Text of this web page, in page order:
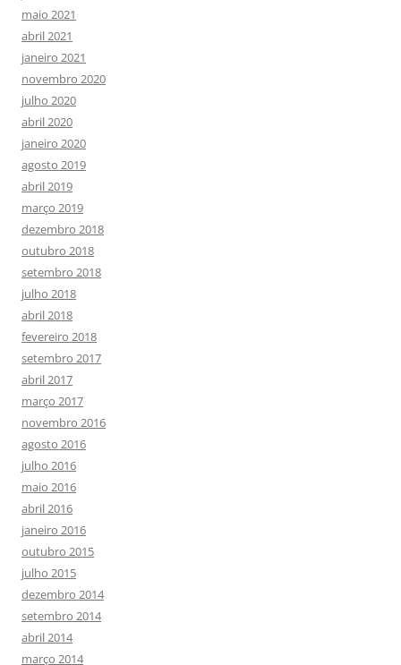
maio 2021
abril 2021
janeiro 2021
novembro 2020
julho 2020
abril 2020
janeiro 2020
agosto 2019
abril 2019
março 2019
dezembro 2018
outubro 2018
setembro 2018
julho 2018
abril 2018
fevereiro 2018
setembro 2017
abril 2017
março 2017
novembro 2016
agosto 2016
julho 2016
maio 2016
abril 2016
janeiro 2016
outubro 2015
julho 2015
dezembro 2014
setembro 2014
abril 2014
março 2014